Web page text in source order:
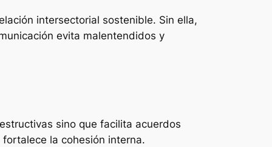
intersectorial sostenible. Sin ella,
evita malentendidos y
sino que facilita acuerdos
la cohesión interna.